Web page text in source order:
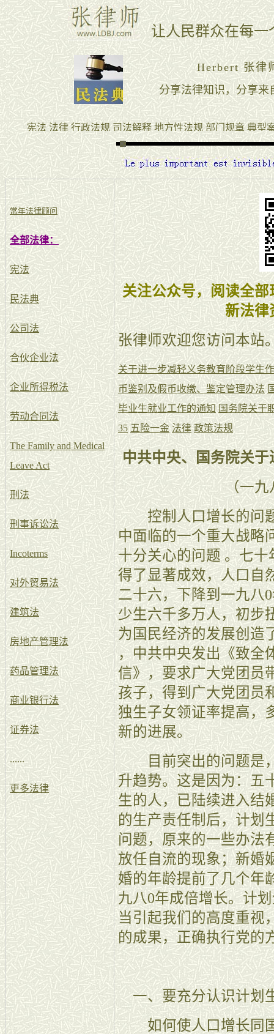
常年法律顾问
全部法律：
宪法
民法典
公司法
合伙企业法
企业所得税法
劳动合同法
The Family and Medical
Leave Act
刑法
刑事诉讼法
Incoterms
对外贸易法
建筑法
房地产管理法
药品管理法
商业银行法
证券法
......
更多法律
关注公众号，阅读全
新法律
张律师欢迎您访问本站
关于进一步减轻义务教育阶段学生
币鉴别及假币收缴、鉴定管理办法
毕业生就业工作的通知 国务院关于
35 五险一金 法律 政策法规
中共中央、国务院关
（一九
控制人口增长的问题
中面临的一个重大战略
十分关心的问题 。七
得了显著成效，人口自
二十六，下降到一九八
少生六千多万人，初步
为国民经济的发展创造
，中共中央发出《致全
信》，要求广大党团员
孩子，得到广大党团员
独生子女领证率提高，
新的进展。
目前突出的问题是，
升趋势。这是因为：五
生的人，已陆续进入结
的生产责任制后，计划
问题，原来的一些办法
放任自流的现象；新婚
婚的年龄提前了几个年
九八0年成倍增长。计
当引起我们的高度重视
的成果，正确执行党的
一、要充分认识计划
如何使人口增长同国